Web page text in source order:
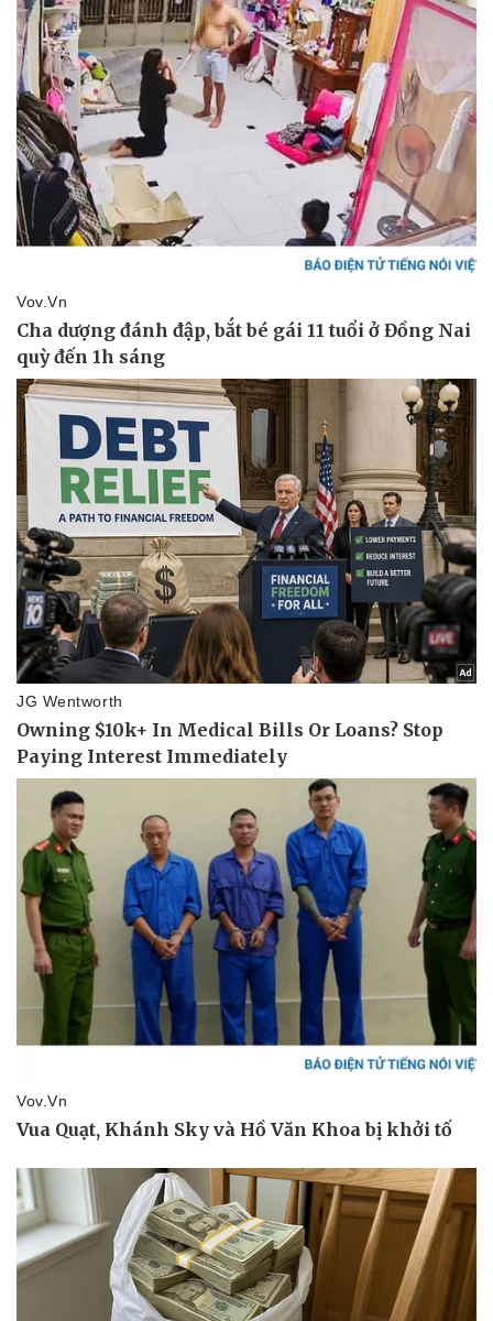
Thể thao
Bóng đá
Lịch thi đấu bóng đá
Thế giới thể thao
eSports
Hậu trường
Ô tô
Tư vấn
Doanh nghiệp
Thông tin doanh nghiệp
Doanh nghiệp 24h
Vì cộng đồng
Công nghệ
Sành điệu
Tin Công nghệ
Trải nghiệm
Chuyển đổi số